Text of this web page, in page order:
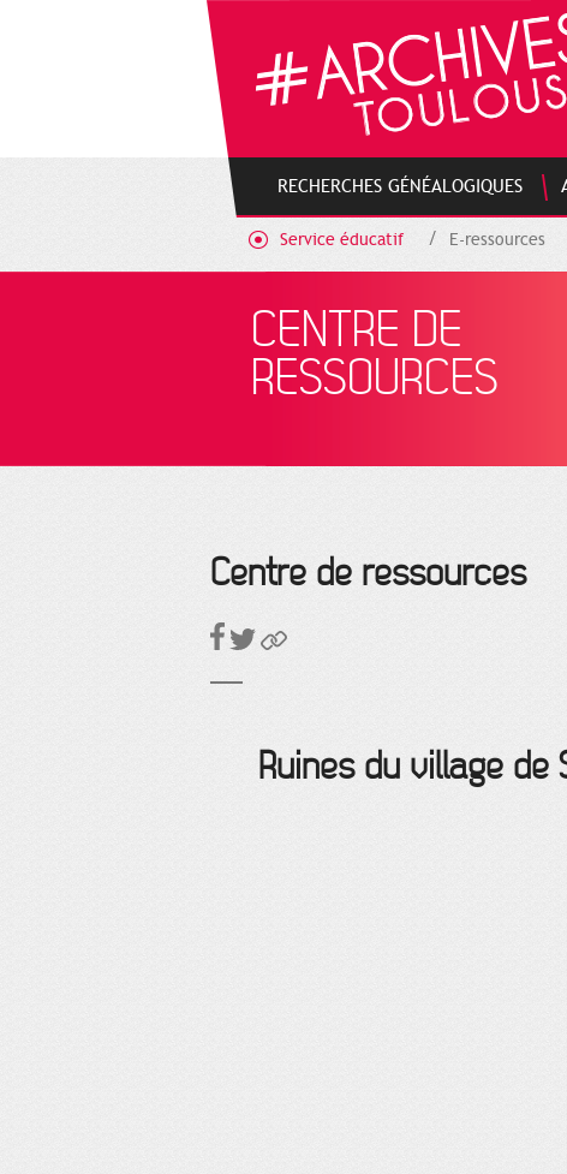
RECHERCHES GÉNÉALOGIQUES
Service éducatif E-ressources
CENTRE DE
RESSOURCES
Centre de ressources
Ruines du village
Cookies management panel